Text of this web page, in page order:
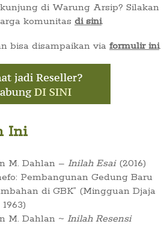
di Warung Arsip? Silakan
komunitas di sini.
bisa disampaikan via formulir ini.
Ini
M. Dahlan – Inilah Esai(2016)
Pembangunan Gedung Baru
di GBK” (Mingguan Djaja
M. Dahlan ~ Inilah Resensi